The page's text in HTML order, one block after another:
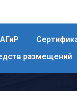
размещений